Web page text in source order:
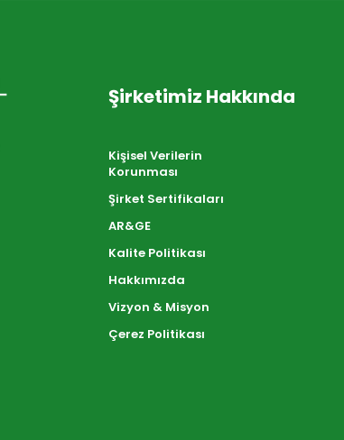
Şirketimiz Hakkında
Kişisel Verilerin
Korunması
Şirket Sertifikaları
AR&GE
Kalite Politikası
Hakkımızda
Vizyon & Misyon
Çerez Politikası